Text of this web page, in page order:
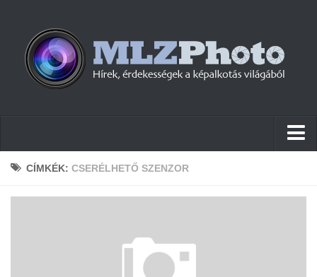
HírekCÍMKÉK: CSERÉLHETŐ SZENZOR